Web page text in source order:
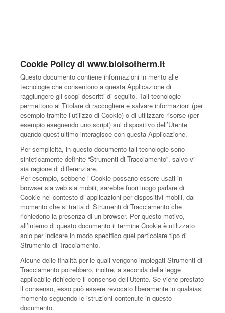
Cookie Policy di www.bioisotherm.it
Questo documento contiene informazioni in merito alle
tecnologie che consentono a questa Applicazione di
raggiungere gli scopi descritti di seguito. Tali tecnologie
permettono al Titolare di raccogliere e salvare informazioni (per
esempio tramite l’utilizzo di Cookie) o di utilizzare risorse (per
esempio eseguendo uno script) sul dispositivo dell’Utente
quando quest’ultimo interagisce con questa Applicazione.
Per semplicità, in questo documento tali tecnologie sono
sinteticamente definite “Strumenti di Tracciamento”, salvo vi
sia ragione di differenziare.
Per esempio, sebbene i Cookie possano essere usati in
browser sia web sia mobili, sarebbe fuori luogo parlare di
Cookie nel contesto di applicazioni per dispositivi mobili, dal
momento che si tratta di Strumenti di Tracciamento che
richiedono la presenza di un browser. Per questo motivo,
all’interno di questo documento il termine Cookie è utilizzato
solo per indicare in modo specifico quel particolare tipo di
Strumento di Tracciamento.
Alcune delle finalità per le quali vengono impiegati Strumenti di
Tracciamento potrebbero, inoltre, a seconda della legge
applicabile richiedere il consenso dell’Utente. Se viene prestato
il consenso, esso può essere revocato liberamente in qualsiasi
momento seguendo le istruzioni contenute in questo
documento.